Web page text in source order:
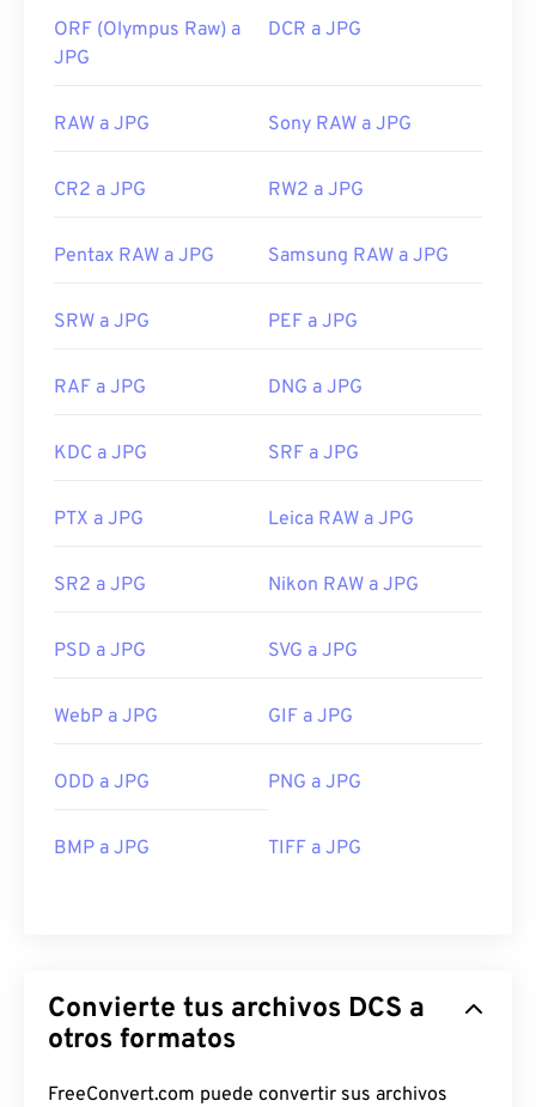
ORF (Olympus Raw) a
JPG
DCR a JPG
RAW a JPG Sony RAW a JPG
CR2 a JPG RW2 a JPG
Pentax RAW a JPG Samsung RAW a JPG
SRW a JPG PEF a JPG
RAF a JPG DNG a JPG
KDC a JPG SRF a JPG
PTX a JPG Leica RAW a JPG
SR2 a JPG Nikon RAW a JPG
PSD a JPG SVG a JPG
WebP a JPG GIF a JPG
ODD a JPG PNG a JPG
BMP a JPG TIFF a JPG
Convierte tus archivos DCS a
otros formatos
FreeConvert.com puede convertir sus archivos